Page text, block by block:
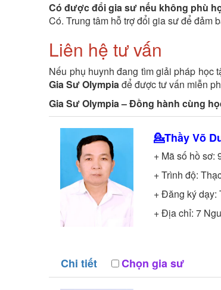
Có được đổi gia sư nếu không phù
Có. Trung tâm hỗ trợ đổi gia sư để đảm
Liên hệ tư vấn
Nếu phụ huynh đang tìm giải pháp học
Gia Sư Olympiađể được tư vấn miễn
Gia Sư Olympia – Đồng hành cùng
💁ThầyVõ
+ Mã số hồ sơ:
+ Trình độ:
+ Đăng ký dạy:
+ Địa chỉ: 7
Chi tiết Chọn gia sư